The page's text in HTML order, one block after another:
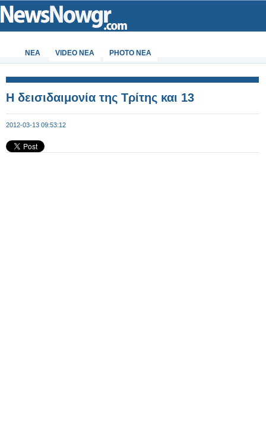
ΝΕΑ VIDEO NEA PHOTO NEA
Η δεισιδαιμονία της Τρίτης και 13
2012-03-13 09:53:12